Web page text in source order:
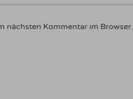
nächsten Kommentar im Browser.